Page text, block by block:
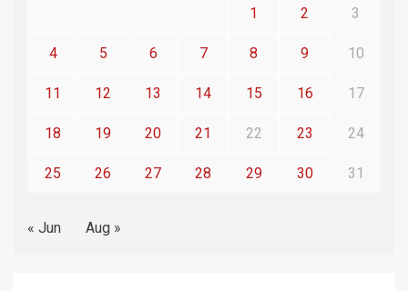
1 2 3
4 5 6 7 8 9 10
11 12 13 14 15 16 17
18 19 20 21 22 23 24
25 26 27 28 29 30 31
« Jun Aug »